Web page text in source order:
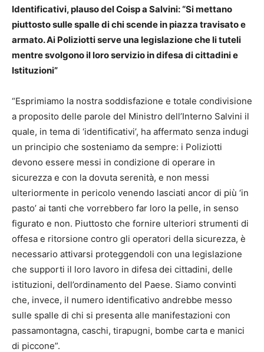
Identificativi, plauso del Coisp a Salvini: “Si mettano
piuttosto sulle spalle di chi scende in piazza travisato e
armato. Ai Poliziotti serve una legislazione che li tuteli
mentre svolgono il loro servizio in difesa di cittadini e
Istituzioni”
“Esprimiamo la nostra soddisfazione e totale condivisione
a proposito delle parole del Ministro dell’Interno Salvini il
quale, in tema di ‘identificativi’, ha affermato senza indugi
un principio che sosteniamo da sempre: i Poliziotti
devono essere messi in condizione di operare in
sicurezza e con la dovuta serenità, e non messi
ulteriormente in pericolo venendo lasciati ancor di più ‘in
pasto’ ai tanti che vorrebbero far loro la pelle, in senso
figurato e non. Piuttosto che fornire ulteriori strumenti di
offesa e ritorsione contro gli operatori della sicurezza, è
necessario attivarsi proteggendoli con una legislazione
che supporti il loro lavoro in difesa dei cittadini, delle
istituzioni, dell’ordinamento del Paese. Siamo convinti
che, invece, il numero identificativo andrebbe messo
sulle spalle di chi si presenta alle manifestazioni con
passamontagna, caschi, tirapugni, bombe carta e manici
di piccone”.